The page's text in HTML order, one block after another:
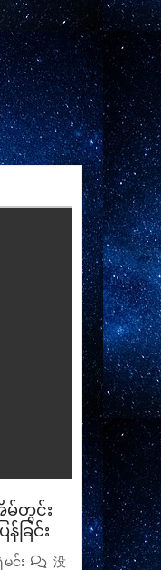
မ်တွင်း
ခြင်း
င်း 没